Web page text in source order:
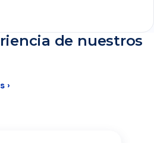
de nuestros
›